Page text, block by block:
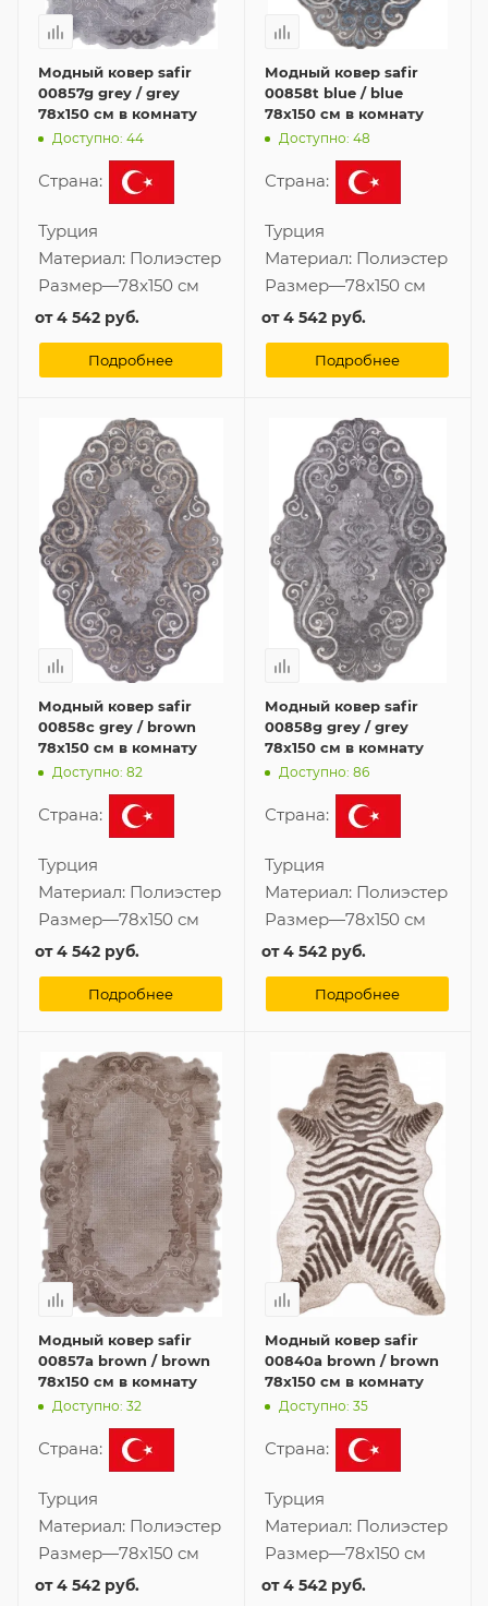
Модный ковер safir
00857g grey / grey
78x150 см в комнату
Доступно: 44
Страна:
Турция
Материал: Полиэстер
Размер—78x150 см
от4 542 руб.
Подробнее
Модный ковер safir
00858t blue / blue
78x150 см в комнату
Доступно: 48
Страна:
Турция
Материал: Полиэстер
Размер—78x150 см
от4 542 руб.
Подробнее
Модный ковер safir
00858c grey / brown
78x150 см в комнату
Доступно: 82
Страна:
Турция
Материал: Полиэстер
Размер—78x150 см
от4 542 руб.
Подробнее
Модный ковер safir
00858g grey / grey
78x150 см в комнату
Доступно: 86
Страна:
Турция
Материал: Полиэстер
Размер—78x150 см
от4 542 руб.
Подробнее
Модный ковер safir
00857a brown / brown
78x150 см в комнату
Доступно: 32
Страна:
Турция
Материал: Полиэстер
Размер—78x150 см
от4 542 руб.
Модный ковер safir
00840a brown / brown
78x150 см в комнату
Доступно: 35
Страна:
Турция
Материал: Полиэстер
Размер—78x150 см
от4 542 руб.